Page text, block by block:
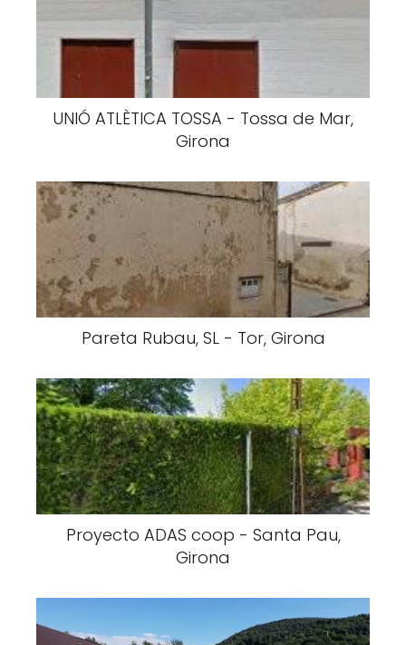
UNIÓ ATLÈTICA TOSSA - Tossa de Mar,
Girona
Pareta Rubau, SL - Tor, Girona
Proyecto ADAS coop - Santa Pau,
Girona